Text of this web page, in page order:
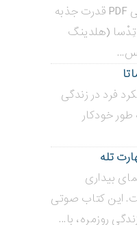
کتاب صوتی و کتاب الکترونیکی PDF قدرت جذبه
تِدْسا (هلدینگ
فرد در زندگی
خودکار
تله
بیداری
این کتاب صوتی
روزمره، با...